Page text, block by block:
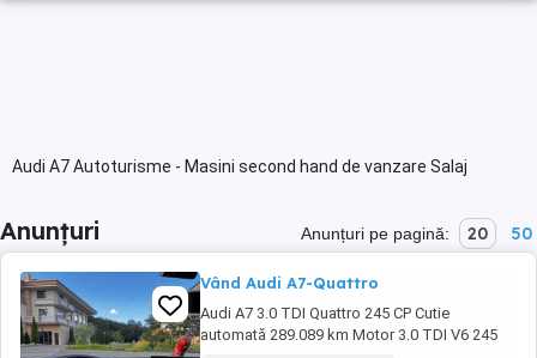
Audi A7 Autoturisme - Masini second hand de vanzare Salaj
Anunțuri Anunțuri pe pagină: 20 50
Vând Audi A7-Quattro
Audi A7 3.0 TDI Quattro 245 CP Cutie
automată 289.089 km Motor 3.0 TDI V6 245